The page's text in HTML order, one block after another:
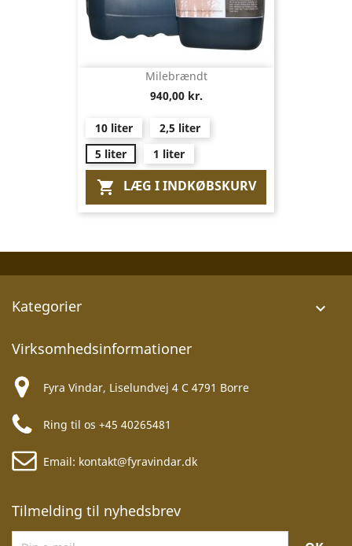
Milebrændt
940,00 kr.
10 liter
2,5 liter
5 liter
1 liter
 LÆG I INDKØBSKURV
Kategorier 
Virksomhedsinformationer
Fyra Vindar, Liselundvej 4 C 4791 Borre
Ring til os +45 40265481
Email: kontakt@fyravindar.dk
Tilmelding til nyhedsbrev